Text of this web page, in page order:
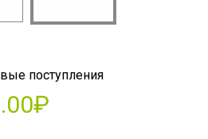
поступления